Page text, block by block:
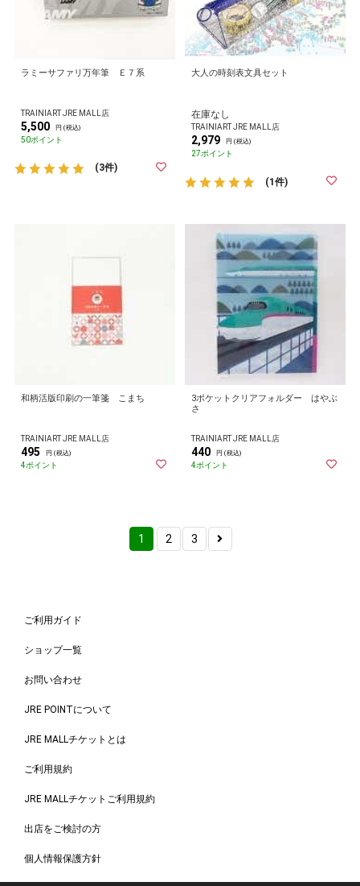
ラミーサファリ万年筆 Ｅ７系
TRAINIART JRE MALL店
5,500 円 (税込)
50ポイント
(3件)
大人の時刻表文具セット
在庫なし
TRAINIART JRE MALL店
2,979 円 (税込)
27ポイント
(1件)
和柄活版印刷の一筆箋 こまち
TRAINIART JRE MALL店
495 円 (税込)
4ポイント
3ポケットクリアフォルダー はやぶ
さ
TRAINIART JRE MALL店
440 円 (税込)
4ポイント
1 2 3
ご利用ガイド
ショップ一覧
お問い合わせ
JRE POINTについて
JRE MALLチケットとは
ご利用規約
JRE MALLチケットご利用規約
出店をご検討の方
個人情報保護方針